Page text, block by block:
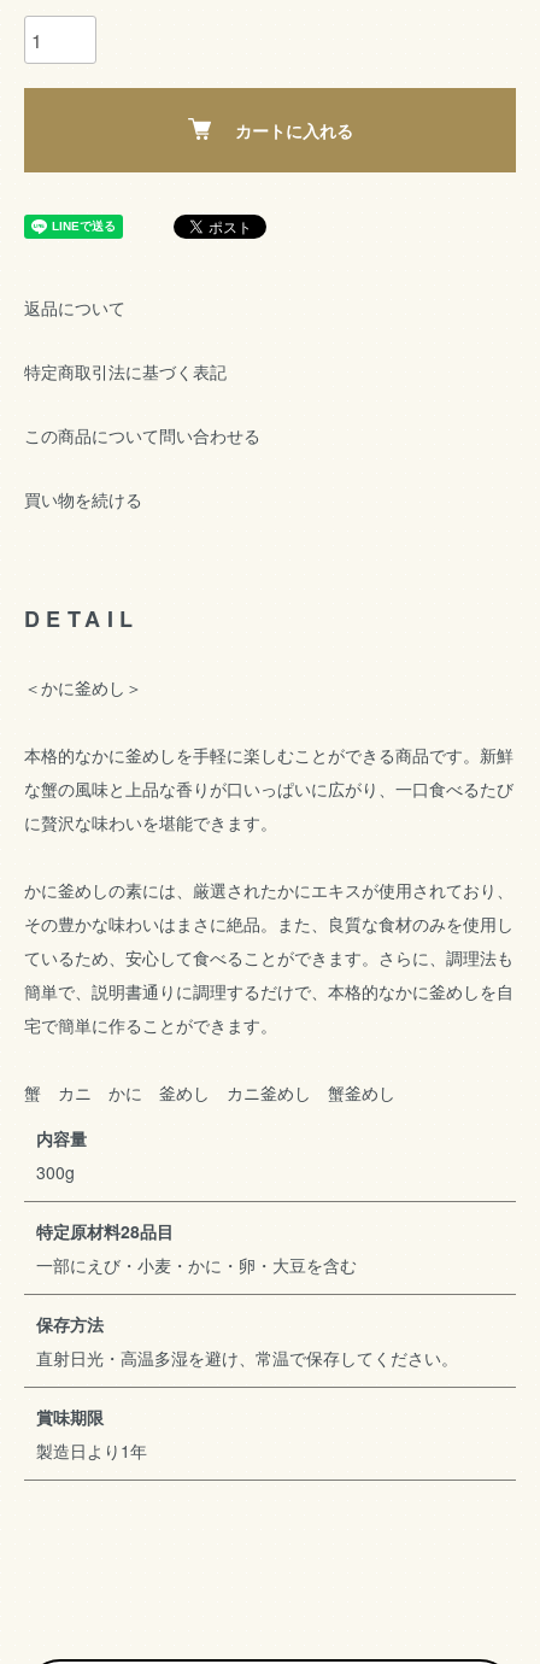
カートに入れる
返品について
特定商取引法に基づく表記
この商品について問い合わせる
買い物を続ける
DETAIL
＜かに釜めし＞
本格的なかに釜めしを手軽に楽しむことができる商品です。新鮮
な蟹の風味と上品な香りが口いっぱいに広がり、一口食べるたび
に贅沢な味わいを堪能できます。
かに釜めしの素には、厳選されたかにエキスが使用されており、
その豊かな味わいはまさに絶品。また、良質な食材のみを使用し
ているため、安心して食べることができます。さらに、調理法も
簡単で、説明書通りに調理するだけで、本格的なかに釜めしを自
宅で簡単に作ることができます。
蟹 カニ かに 釜めし カニ釜めし 蟹釜めし
内容量
300g
特定原材料28品目
一部にえび・小麦・かに・卵・大豆を含む
保存方法
直射日光・高温多湿を避け、常温で保存してください。
賞味期限
製造日より1年